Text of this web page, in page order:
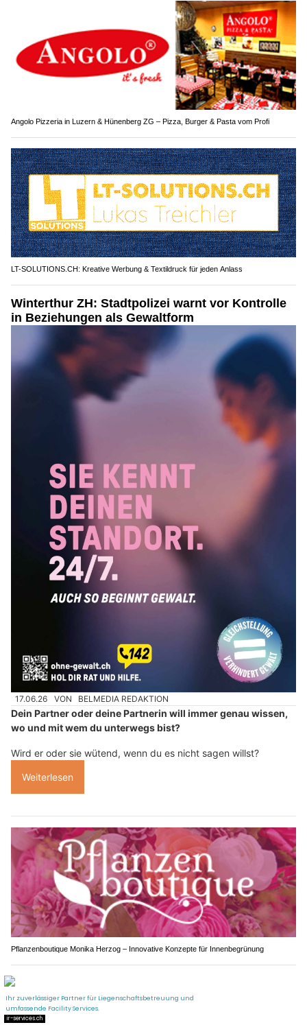
Angolo Pizzeria in Luzern & Hünenberg ZG – Pizza, Burger & Pasta vom Profi
LT-SOLUTIONS.CH: Kreative Werbung & Textildruck für jeden Anlass
Winterthur ZH: Stadtpolizei warnt vor Kontrolle
in Beziehungen als Gewaltform
17.06.26 VON BELMEDIA REDAKTION
Dein Partner oder deine Partnerin will immer genau wissen,
wo und mit wem du unterwegs bist?
Wird er oder sie wütend, wenn du es nicht sagen willst?
Weiterlesen
Pflanzenboutique Monika Herzog – Innovative Konzepte für Innenbegrünung